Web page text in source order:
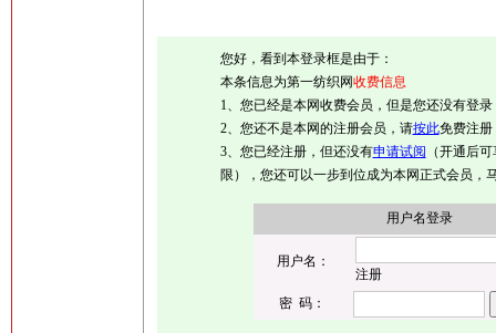
您好，看到本登录框是由于：
本条信息为第一纺织网收费信息
1、您已经是本网收费会员，但是您还没有登录
2、您还不是本网的注册会员，请按此免费注册
3、您已经注册，但还没有申请试阅 （开通后
限），您还可以一步到位成为本网正式会员，
用户名登录
用户名：
注册
密 码：